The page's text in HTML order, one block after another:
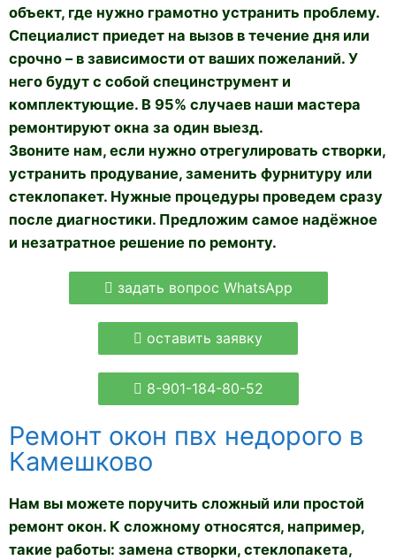
объект, где нужно грамотно устранить проблему.
Специалист приедет на вызов в течение дня или
срочно – в зависимости от ваших пожеланий. У
него будут с собой специнструмент и
комплектующие. В 95% случаев наши мастера
ремонтируют окна за один выезд.
Звоните нам, если нужно отрегулировать створки,
устранить продувание, заменить фурнитуру или
стеклопакет. Нужные процедуры проведем сразу
после диагностики. Предложим самое надёжное
и незатратное решение по ремонту.
задать вопрос WhatsApp
оставить заявку
8-901-184-80-52
Ремонт окон пвх недорого в
Камешково
Нам вы можете поручить сложный или простой
ремонт окон. К сложному относятся, например,
такие работы: замена створки, стеклопакета,